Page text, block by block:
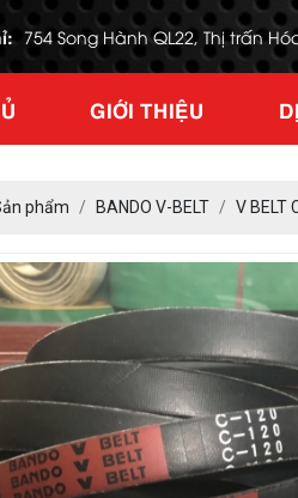
754 Song Hành QL22, Thị trấn
GIỚI THIỆU
phẩm BANDO V-BELT V BELT